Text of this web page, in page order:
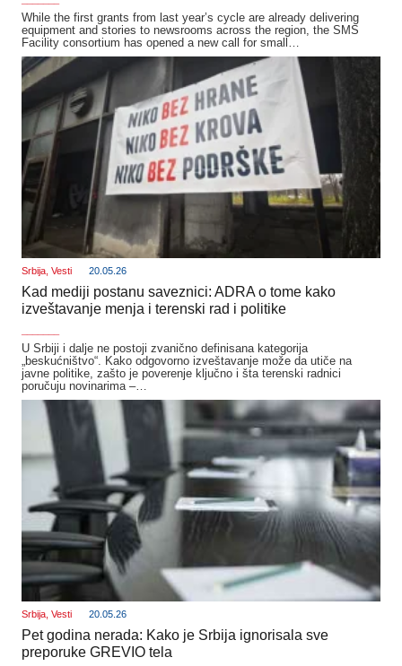
While the first grants from last year’s cycle are already delivering
equipment and stories to newsrooms across the region, the SMS
Facility consortium has opened a new call for small…
Srbija, Vesti 20.05.26
Kad mediji postanu saveznici: ADRA o tome kako
izveštavanje menja i terenski rad i politike
U Srbiji i dalje ne postoji zvanično definisana kategorija
„beskućništvo“. Kako odgovorno izveštavanje može da utiče na
javne politike, zašto je poverenje ključno i šta terenski radnici
poručuju novinarima –…
Srbija, Vesti 20.05.26
Pet godina nerada: Kako je Srbija ignorisala sve
preporuke GREVIO tela